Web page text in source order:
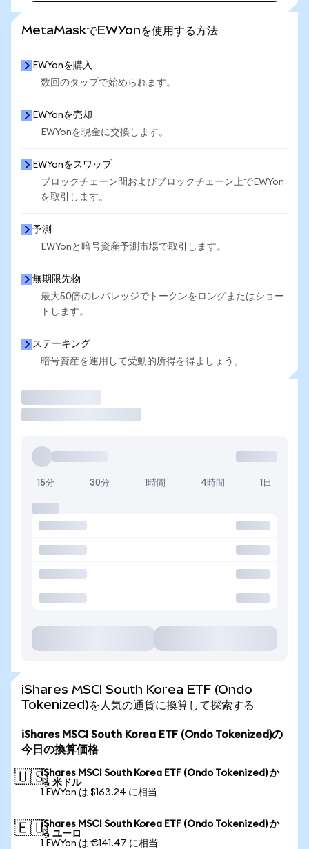
MetaMaskでEWYonを使用する方法
EWYonを購入
数回のタップで始められます。
EWYonを売却
EWYonを現金に交換します。
EWYonをスワップ
ブロックチェーン間およびブロックチェーン上でEWYon
を取引します。
予測
EWYonと暗号資産予測市場で取引します。
無期限先物
最大50倍のレバレッジでトークンをロングまたはショー
トします。
ステーキング
暗号資産を運用して受動的所得を得ましょう。
15分 30分 1時間 4時間 1日
iShares MSCI South Korea ETF (Ondo
Tokenized)を人気の通貨に換算して探索する
iShares MSCI South Korea ETF (Ondo Tokenized)の
今日の換算価格
🇺🇸iShares MSCI South Korea ETF (Ondo Tokenized) か
ら 米ドル
1 EWYon は $163.24 に相当
🇪🇺iShares MSCI South Korea ETF (Ondo Tokenized) か
ら ユーロ
1 EWYon は €141.47 に相当